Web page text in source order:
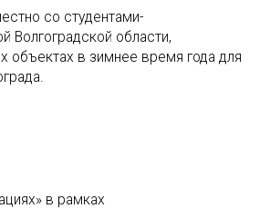
со студентами-
Волгоградской области,
объектах в зимнее время года для
в рамках